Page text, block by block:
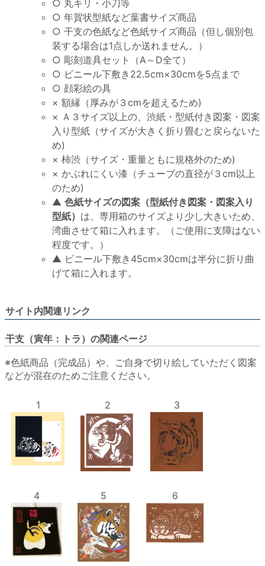
○ 丸キリ・小刀等
○ 年賀状型紙など葉書サイズ商品
○ 干支の色紙など色紙サイズ商品（但し個別包
装する場合は1点しか送れません。）
○ 彫刻道具セット（A～D全て）
○ ビニール下敷き22.5cm×30cmを5点まで
○ 顔彩絵の具
× 額縁（厚みが３cmを超えるため)
× Ａ３サイズ以上の、渋紙・型紙付き図案・図案
入り型紙（サイズが大きく折り畳むと戻らないた
め)
× 柿渋（サイズ・重量ともに規格外のため)
× かぶれにくい漆（チューブの直径が３cm以上
のため)
▲ 色紙サイズの図案（型紙付き図案・図案入り
型紙） は、専用箱のサイズより少し大きいため、
湾曲させて箱に入れます。（ご使用に支障はない
程度です。）
▲ ビニール下敷き45cm×30cmは半分に折り曲
げて箱に入れます。
サイト内関連リンク
干支（寅年：トラ）の関連ページ
※色紙商品（完成品）や、ご自身で切り絵していただく図案
などが混在のためご注意ください。
1 2 3
4 5 6